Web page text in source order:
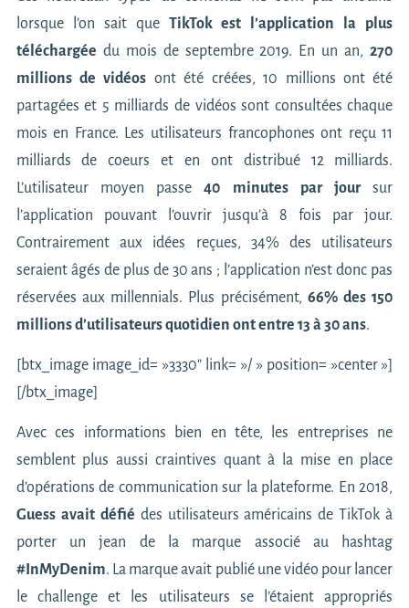
lorsque l’on sait que TikTok est l’application la plus
téléchargée du mois de septembre 2019. En un an,270
millions de vidéos ont été créées, 10 millions ont été
partagées et 5 milliards de vidéos sont consultées chaque
mois en France. Les utilisateurs francophones ont reçu 11
milliards de coeurs et en ont distribué 12 milliards.
L’utilisateur moyen passe40 minutes par joursur
l’application pouvant l’ouvrir jusqu’à 8 fois par jour.
Contrairement aux idées reçues, 34% des utilisateurs
seraient âgés de plus de 30 ans ; l’application n’est donc pas
réservées aux millennials. Plus précisément, 66% des 150
millions d’utilisateurs quotidien ont entre 13 à 30 ans.
[btx_image image_id= »3330″ link= »/ » position= »center »]
[/btx_image]
Avec ces informations bien en tête, les entreprises ne
semblent plus aussi craintives quant à la mise en place
d’opérations de communication sur la plateforme. En 2018,
Guess avait défié des utilisateurs américains de TikTok à
porter un jean de la marque associé au hashtag
#InMyDenim. La marque avait publié une vidéo pour lancer
le challenge et les utilisateurs se l’étaient appropriés